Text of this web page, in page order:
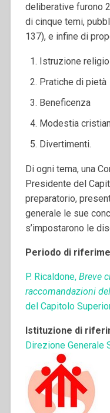
deliberative furono
di cinque temi,
137), e infine di
Istruzione
Pratiche di pietà
Beneficenza
Modestia
Divertimenti.
Di ogni tema, una
Presidente del
preparatorio,
generale le sue
s’impostarono le
Periodo di
P. Ricaldone, Breve
raccomandazioni
del Capitolo
Istituzione di
Direzione Generale